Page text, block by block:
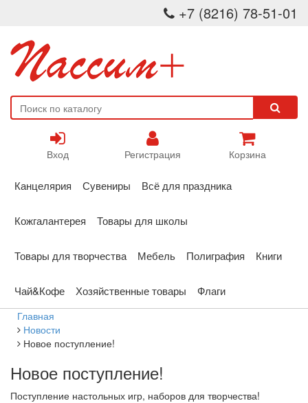
+7 (8216) 78-51-01
Вход Регистрация Корзина
Канцелярия Сувениры Всё для праздника
Кожгалантерея Товары для школы
Товары для творчества Мебель Полиграфия Книги
Чай&Кофе Хозяйственные товары Флаги
Главная
Новости
Новое поступление!
Новое поступление!
Поступление настольных игр, наборов для творчества!